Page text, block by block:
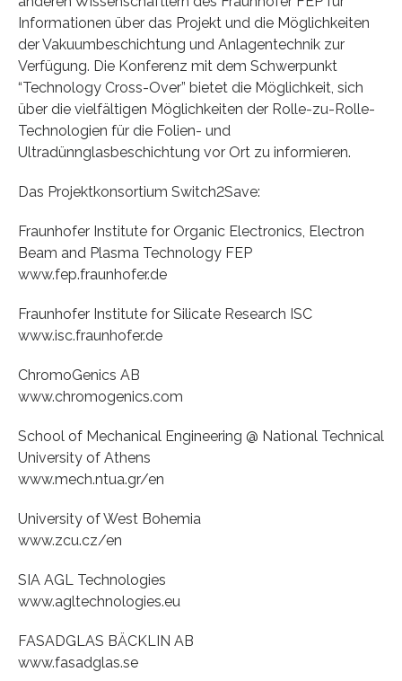
Informationen über das Projekt und die Möglichkeiten
der Vakuumbeschichtung und Anlagentechnik zur
Verfügung. Die Konferenz mit dem Schwerpunkt
“Technology Cross-Over” bietet die Möglichkeit, sich
über die vielfältigen Möglichkeiten der Rolle-zu-Rolle-
Technologien für die Folien- und
Ultradünnglasbeschichtung vor Ort zu informieren.
Das Projektkonsortium Switch2Save:
Fraunhofer Institute for Organic Electronics, Electron
Beam and Plasma Technology FEP
www.fep.fraunhofer.de
Fraunhofer Institute for Silicate Research ISC
www.isc.fraunhofer.de
ChromoGenics AB
www.chromogenics.com
School of Mechanical Engineering @ National Technical
University of Athens
www.mech.ntua.gr/en
University of West Bohemia
www.zcu.cz/en
SIA AGL Technologies
www.agltechnologies.eu
FASADGLAS BÄCKLIN AB
www.fasadglas.se